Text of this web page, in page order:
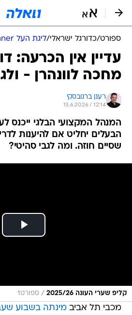
ספורט/כדורגל ישראלי/ליגת העל Winner
עדיין אין הכרעה:
מחכה לוונהרן -
רענן ברנובסקי
13.6.2026 / 12:14
המנהל המקצועי הבלגי ייכנס
הבעלים יחליט אם להיענות
שסיים חוזה. ומה לגבי סהיטי?
קליפ שערי העונה 2025/26 / ספורט1
מכבי תל אביבמינתה בשבוע